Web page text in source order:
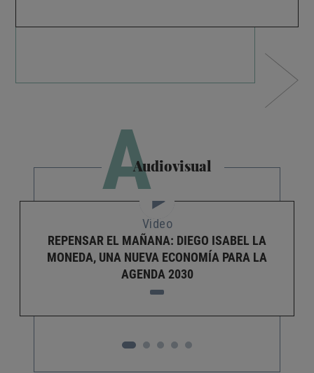
AAudiovisual
Video
REPENSAR EL MAÑANA: DIEGO ISABEL LA
MONEDA, UNA NUEVA ECONOMÍA PARA LA
AGENDA 2030